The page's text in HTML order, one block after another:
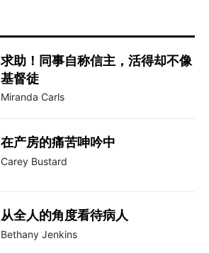
求助！同事自称信主，活得却不像
基督徒
Miranda Carls
在产房的痛苦呻吟中
Carey Bustard
从全人的角度看待病人
Bethany Jenkins